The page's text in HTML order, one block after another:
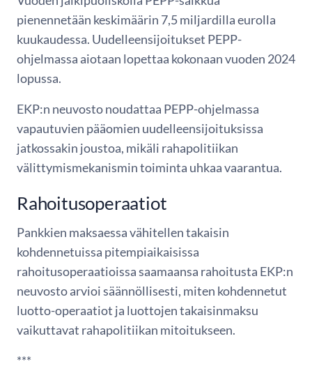
pienennetään keskimäärin 7,5 miljardilla eurolla
kuukaudessa. Uudelleensijoitukset PEPP-
ohjelmassa aiotaan lopettaa kokonaan vuoden 2024
lopussa.
EKP:n neuvosto noudattaa PEPP-ohjelmassa
vapautuvien pääomien uudelleensijoituksissa
jatkossakin joustoa, mikäli rahapolitiikan
välittymismekanismin toiminta uhkaa vaarantua.
Rahoitusoperaatiot
Pankkien maksaessa vähitellen takaisin
kohdennetuissa pitempiaikaisissa
rahoitusoperaatioissa saamaansa rahoitusta EKP:n
neuvosto arvioi säännöllisesti, miten kohdennetut
luotto-operaatiot ja luottojen takaisinmaksu
vaikuttavat rahapolitiikan mitoitukseen.
***